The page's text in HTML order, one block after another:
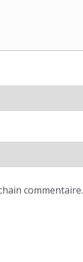
commentaire.